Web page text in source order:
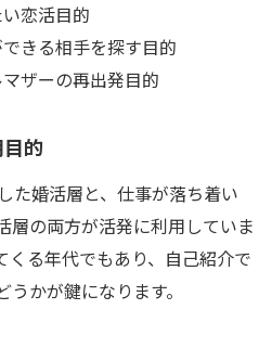
恋活目的
きる相手を探す目的
ザーの再出発目的
的
た婚活層と、仕事が落ち着い
層の両方が活発に利用していま
くる年代でもあり、自己紹介で
かが鍵になります。